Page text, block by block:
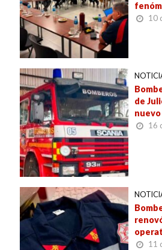
10
de
16
11